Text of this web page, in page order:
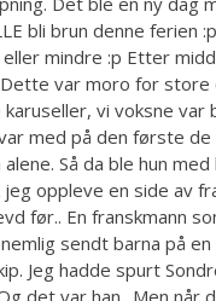
bli brun denne ferien
mindre :p Etter
var moro for store
vi voksne var
med på den første
Så da ble hun
oppleve en side av
før.. En franskmann
sendt barna på
Jeg hadde spurt